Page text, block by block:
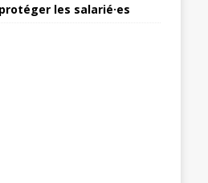
les salarié·es